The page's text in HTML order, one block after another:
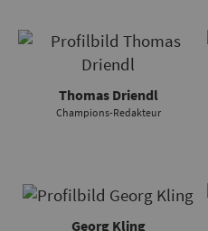
Thomas Driendl
Champions-Redakteur
Georg Kling